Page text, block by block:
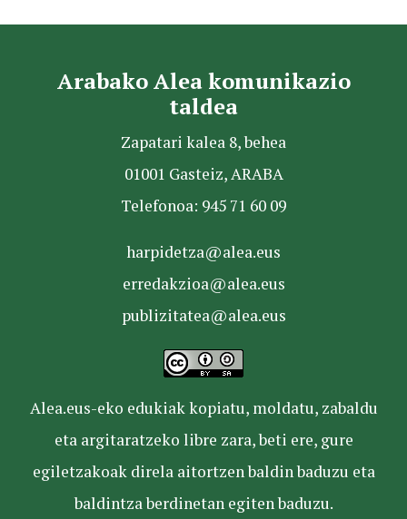
Arabako Alea komunikazio
taldea
Zapatari kalea 8, behea
01001 Gasteiz, ARABA
Telefonoa: 945 71 60 09
harpidetza@alea.eus
erredakzioa@alea.eus
publizitatea@alea.eus
Alea.eus-eko edukiak kopiatu, moldatu, zabaldu
eta argitaratzeko libre zara, beti ere, gure
egiletzakoak direla aitortzen baldin baduzu eta
baldintza berdinetan egiten baduzu.